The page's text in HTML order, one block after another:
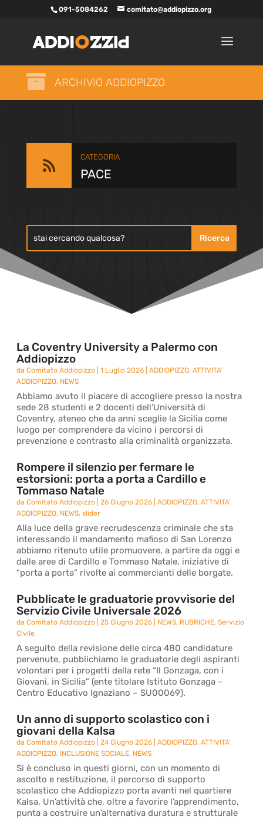
091-5084262 comitato@addiopizzo.org
 ARCHIVIO ADDIOPIZZO

CATEGORIA
PACE
La Coventry University a Palermo con
Addiopizzo
daComitato Addiopizzo |1 Luglio 2026 |ADDIOPIZZO,ATTIVITA'
ADDIOPIZZO, NEWS
Abbiamo avuto il piacere di accogliere presso la nostra
sede 28 studenti e 2 docenti dell’Università di
Coventry, ateneo che da anni sceglie la Sicilia come
luogo per comprendere da vicino i percorsi di
prevenzione e contrasto alla criminalità organizzata.
Rompere il silenzio per fermare le
estorsioni: porta a porta a Cardillo e
Tommaso Natale
daComitato Addiopizzo |26 Giugno 2026 |ADDIOPIZZO,ATTIVITA'
ADDIOPIZZO, NEWS,slider
Alla luce della grave recrudescenza criminale che sta
interessando il mandamento mafioso di San Lorenzo
abbiamo ritenuto utile promuovere, a partire da oggi e
dalle aree di Cardillo e Tommaso Natale, iniziative di
“porta a porta” rivolte ai commercianti delle borgate.
Pubblicate le graduatorie provvisorie del
Servizio Civile Universale 2026
daComitato Addiopizzo |25 Giugno 2026 NEWS, RUBRICHE,Servizio
Civile
A seguito della revisione delle circa 480 candidature
pervenute, pubblichiamo le graduatorie degli aspiranti
volontari per i progetti della rete “Il Gonzaga, con i
Giovani, in Sicilia” (ente titolare Istituto Gonzaga –
Centro Educativo Ignaziano – SU00069).
Un anno di supporto scolastico con i
giovani della Kalsa
daComitato Addiopizzo |24 Giugno 2026 |ADDIOPIZZO,ATTIVITA'
ADDIOPIZZO, INCLUSIONE SOCIALE, NEWS
Si è concluso in questi giorni, con un momento di
ascolto e restituzione, il percorso di supporto
scolastico che Addiopizzo porta avanti nel quartiere
Kalsa. Un’attività che, oltre a favorire l’apprendimento,
punta a costruire un’alternativa duratura e strutturale